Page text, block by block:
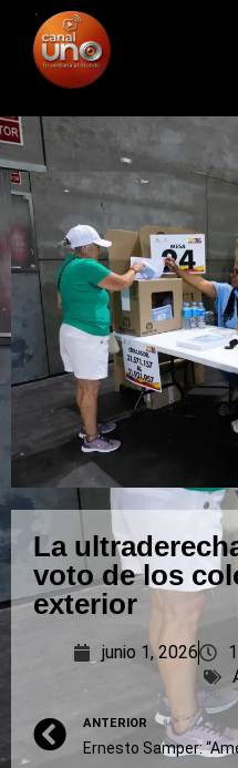
La
voto de los
exterior
junio 1, 2026
ANTERIOR